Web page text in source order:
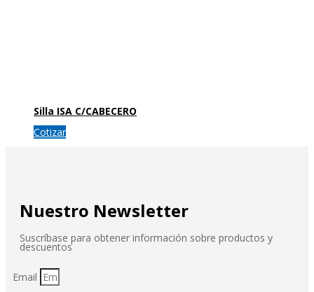
Silla ISA C/CABECERO
Cotizar
Nuestro Newsletter
Suscríbase para obtener información sobre productos y
descuentos
Email